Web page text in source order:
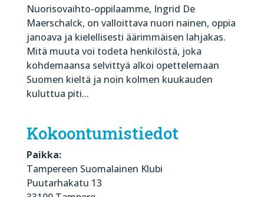
Nuorisovaihto-oppilaamme, Ingrid De
Maerschalck, on valloittava nuori nainen, oppia
janoava ja kielellisesti äärimmäisen lahjakas.
Mitä muuta voi todeta henkilöstä, joka
kohdemaansa selvittyä alkoi opettelemaan
Suomen kieltä ja noin kolmen kuukauden
kuluttua piti...
Kokoontumistiedot
Paikka:
Tampereen Suomalainen Klubi
Puutarhakatu 13